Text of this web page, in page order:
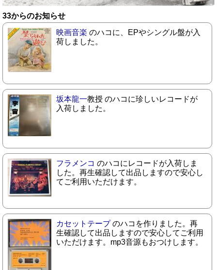
33からのお知らせ
映画音楽 のハコに、EPやシングル盤が入
荷しました。
坂本龍一教授 のハコに珍しいレコードが
入荷しました。
フラメンコ のハコにレコードが入荷しま
した。再生確認して出品しますので安心し
てご利用いただけます。
カセットテープのハコを作りました。再
生確認して出品しますので安心してご利用
いただけます。mp3音源もおつけします。